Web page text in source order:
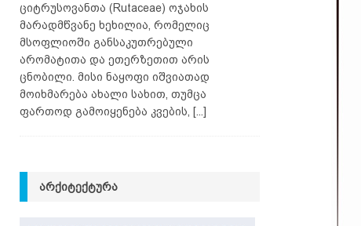
ციტრუსოვანთა (Rutaceae) ოჯახის
მარადმწვანე ხეხილია, რომელიც
მსოფლიოში განსაკუთრებული
არომატითა და ეთერზეთით არის
ცნობილი. მისი ნაყოფი იშვიათად
მოიხმარება ახალი სახით, თუმცა
ფართოდ გამოიყენება კვების,
[...]
ᲐᲠᲥᲘᲢᲔᲥᲢᲣᲠᲐ